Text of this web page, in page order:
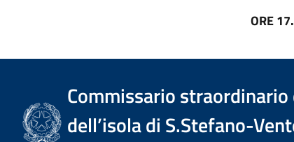
ORE
Commissario straordinario
dell’isola di S.Stefano-